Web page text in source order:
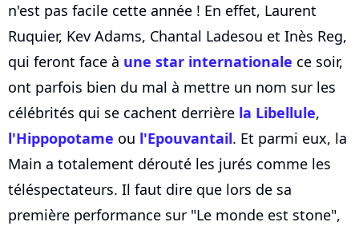
n'est pas facile cette année ! En effet, Laurent
Ruquier, Kev Adams, Chantal Ladesou et Inès Reg,
qui feront face à une star internationale ce soir,
ont parfois bien du mal à mettre un nom sur les
célébrités qui se cachent derrière la Libellule,
l'Hippopotame ou l'Epouvantail. Et parmi eux, la
Main a totalement dérouté les jurés comme les
téléspectateurs. Il faut dire que lors de sa
première performance sur "Le monde est stone",